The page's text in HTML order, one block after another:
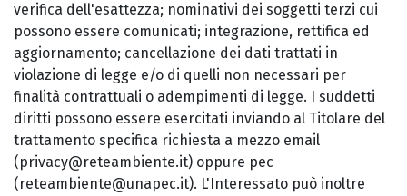
verifica dell'esattezza; nominativi dei soggetti terzi cui
possono essere comunicati; integrazione, rettifica ed
aggiornamento; cancellazione dei dati trattati in
violazione di legge e/o di quelli non necessari per
finalità contrattuali o adempimenti di legge. I suddetti
diritti possono essere esercitati inviando al Titolare del
trattamento specifica richiesta a mezzo email
(privacy@reteambiente.it) oppure pec
(reteambiente@unapec.it). L'Interessato può inoltre